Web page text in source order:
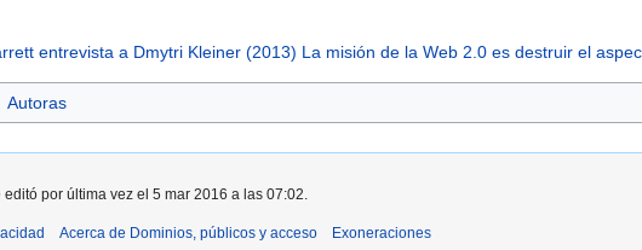
entrevista a Dmytri Kleiner (2013) La misión de la Web 2.0 es destruir el
Autoras
por última vez el 5 mar 2016 a las 07:02.
Acerca de Dominios, públicos y acceso Exoneraciones